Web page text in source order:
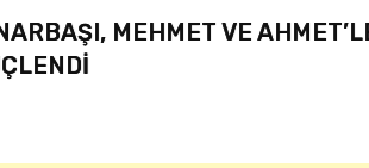
MEHMET VE AHMET’LE